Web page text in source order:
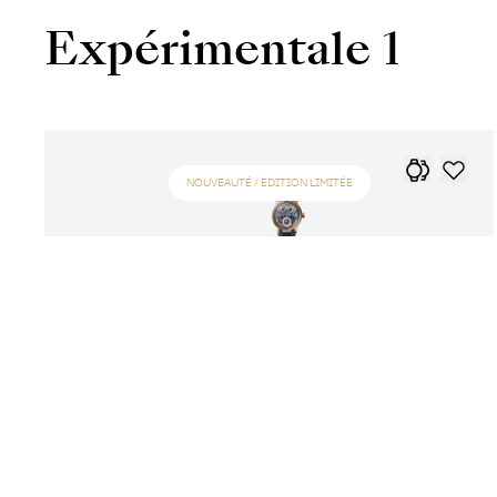
Expérimentale 1
NOUVEAUTÉ / EDITION LIMITÉE